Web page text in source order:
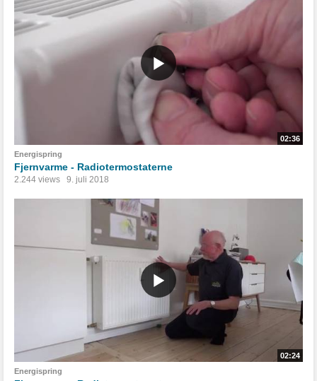
02:36
Energispring
Fjernvarme - Radiotermostaterne
2.244 views 9. juli 2018
02:24
Energispring